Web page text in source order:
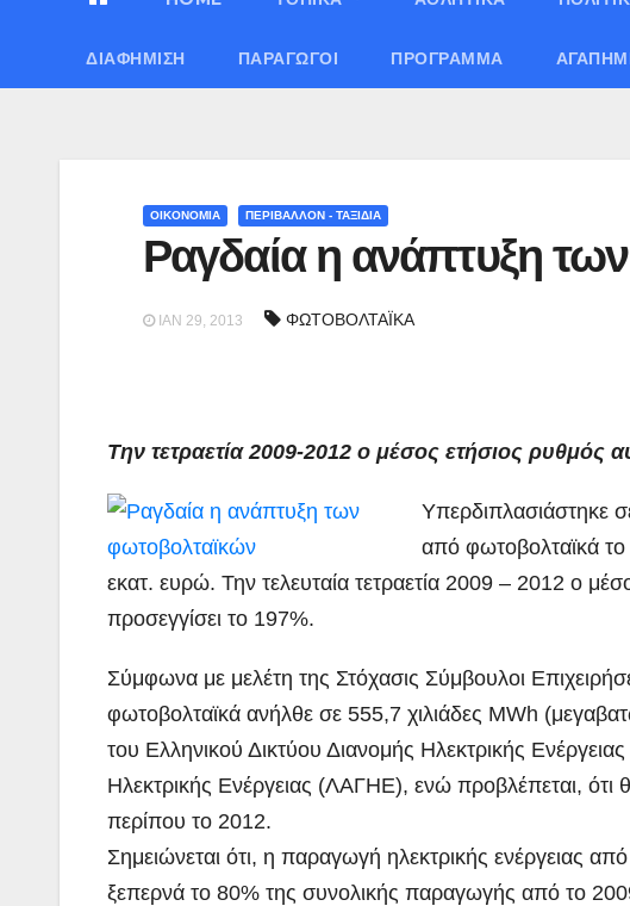
ΔΙΑΦΉΜΙΣΗ ΠΑΡΑΓΩΓΟΊ ΠΡΌΓΡΑΜΜΑ
ΟΙΚΟΝΟΜΙΑ ΠΕΡΙΒΑΛΛΟΝ - ΤΑΞΙΔΙΑ
Ραγδαία η ανάπτυξη
ΙΑΝ 29, 2013 ΦΩΤΟΒΟΛΤΑΪΚΑ
Την τετραετία 2009-2012 ο μέσος ετήσιος ρυθμός
Υπερδιπλασιάστηκε
από φωτοβολταϊκά
εκατ. ευρώ. Την τελευταία τετραετία 2009 – 2012 ο
προσεγγίσει το 197%.
Σύμφωνα με μελέτη της Στόχασις Σύμβουλοι
φωτοβολταϊκά ανήλθε σε 555,7 χιλιάδες MWh
του Ελληνικού Δικτύου Διανομής Ηλεκτρικής
Ηλεκτρικής Ενέργειας (ΛΑΓΗΕ), ενώ προβλέπεται, ότι
περίπου το 2012.
Σημειώνεται ότι, η παραγωγή ηλεκτρικής ενέργειας
ξεπερνά το 80% της συνολικής παραγωγής από το